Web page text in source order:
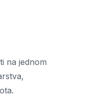
na jednom